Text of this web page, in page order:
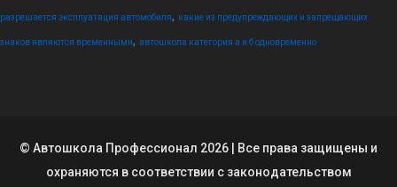
разрешается эксплуатация автомобиля, какие из предупреждающих и запрещающих
знаков являются временными, автошкола категория а и б одновременно
© Автошкола Профессионал 2026 | Все права защищены и
охраняются в соответствии с законодательством